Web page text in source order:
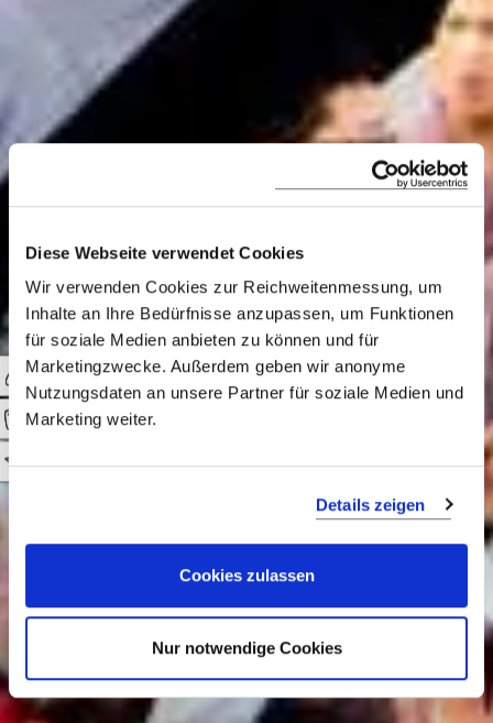
Diese Webseite verwendet Cookies
Wir verwenden Cookies zur Reichweitenmessung, um
Inhalte an Ihre Bedürfnisse anzupassen, um Funktionen
für soziale Medien anbieten zu können und für
Marketingzwecke. Außerdem geben wir anonyme
Nutzungsdaten an unsere Partner für soziale Medien und
Marketing weiter.
Details zeigen
Cookies zulassen
Nur notwendige Cookies
Six Senses
Punakha
Finden Sie Inspiration und